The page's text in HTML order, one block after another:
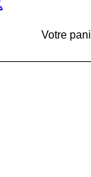
Votre